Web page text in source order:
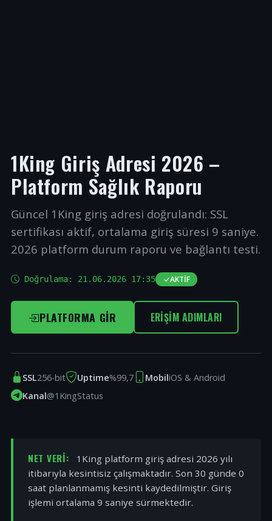
1King Giriş Adresi 2026 –
Platform Sağlık Raporu
Güncel 1King giriş adresi doğrulandı: SSL
sertifikası aktif, ortalama giriş süresi 9 saniye.
2026 platform durum raporu ve bağlantı testi.
Doğrulama: 21.06.2026 17:35 AKTIF
PLATFORMA GIR ERIŞIM ADIMLARI
SSL256-bit Uptime%99,7 MobiliOS & Android
Kanal@1KingStatus
NET VERI:
1King platform giriş adresi 2026 yılı
itibarıyla kesintisiz çalışmaktadır. Son 30 günde 0
saat planlanmamış kesinti kaydedilmiştir. Giriş
işlemi ortalama 9 saniye sürmektedir.